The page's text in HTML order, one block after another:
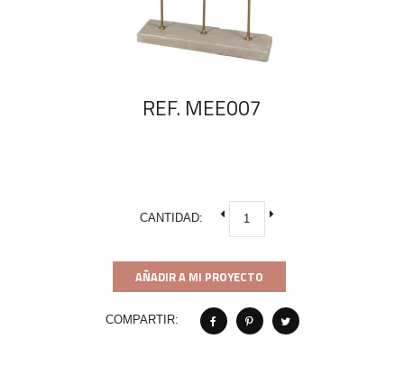
REF. MEE007
CANTIDAD:
AÑADIR A MI PROYECTO
COMPARTIR: